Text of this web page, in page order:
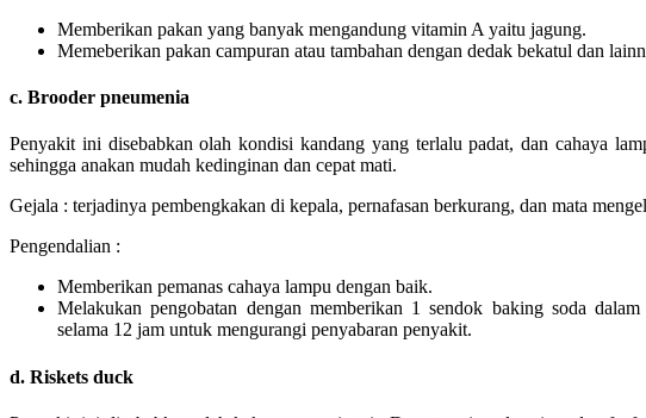
Memberikan pakan yang banyak mengandung vitamin A yaitu jagung.
Memeberikan pakan campuran atau tambahan dengan dedak bekatul dan
c. Brooder pneumenia
Penyakit ini disebabkan olah kondisi kandang yang terlalu padat, dan cahaya
sehingga anakan mudah kedinginan dan cepat mati.
Gejala : terjadinya pembengkakan di kepala, pernafasan berkurang, dan mata
Pengendalian :
Memberikan pemanas cahaya lampu dengan baik.
Melakukan pengobatan dengan memberikan 1 sendok baking soda
selama 12 jam untuk mengurangi penyabaran penyakit.
d. Riskets duck